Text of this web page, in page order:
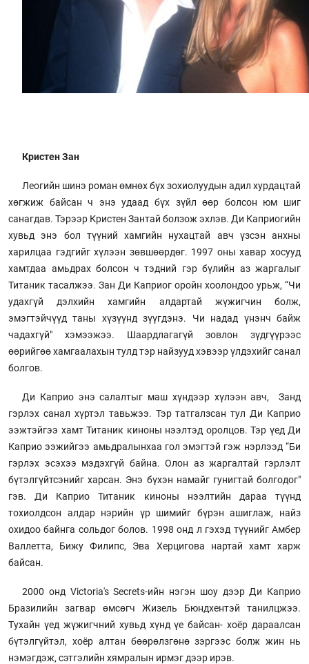
Кристен Зан
Леогийн шинэ роман өмнөх бүх зохиолуудын адил хурдацтай
хөгжиж байсан ч энэ удаад бүх зүйл өөр болсон юм шиг
санагдав. Тэрээр Кристен Зантай болзож эхлэв. Ди Каприогийн
хувьд энэ бол түүний хамгийн нухацтай авч үзсэн анхны
харилцаа гэдгийг хүлээн зөвшөөрдөг. 1997 оны хавар хосууд
хамтдаа амьдрах болсон ч тэдний гэр бүлийн аз жаргалыг
Титаник тасалжээ. Зан Ди Каприог оройн хоолондоо урьж, “Чи
удахгүй дэлхийн хамгийн алдартай жүжигчин болж,
эмэгтэйчүүд таны хүзүүнд зүүгдэнэ. Чи надад үнэнч байж
чадахгүй" хэмээжээ. Шаардлагагүй зовлон зүдгүүрээс
өөрийгөө хамгаалахын тулд тэр найзууд хэвээр үлдэхийг санал
болгов.
Ди Каприо энэ салалтыг маш хүндээр хүлээн авч, Занд
гэрлэх санал хүртэл тавьжээ. Тэр татгалзсан тул Ди Каприо
ээжтэйгээ хамт Титаник киноны нээлтэд оролцов. Тэр үед Ди
Каприо ээжийгээ амьдралынхаа гол эмэгтэй гэж нэрлээд “Би
гэрлэх эсэхээ мэдэхгүй байна. Олон аз жаргалтай гэрлэлт
бүтэлгүйтсэнийг харсан. Энэ бүхэн намайг гунигтай болгодог"
гэв. Ди Каприо Титаник киноны нээлтийн дараа түүнд
тохиолдсон алдар нэрийн үр шимийг бүрэн ашиглаж, найз
охидоо байнга сольдог болов. 1998 онд л гэхэд түүнийг Амбер
Валлетта, Бижу Филипс, Эва Херцигова нартай хамт харж
байсан.
2000 онд Victoria's Secrets-ийн нэгэн шоу дээр Ди Каприо
Бразилийн загвар өмсөгч Жизель Бюндхентэй танилцжээ.
Тухайн үед жүжигчний хувьд хүнд үе байсан- хоёр дараалсан
бүтэлгүйтэл, хоёр алтан бөөрөлзгөнө зэргээс болж жин нь
нэмэгдэж, сэтгэлийн хямралын ирмэг дээр ирэв.